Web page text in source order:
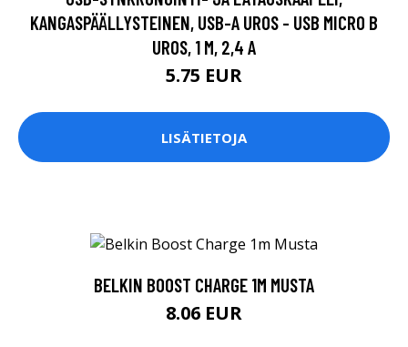
KANGASPÄÄLLYSTEINEN, USB-A UROS - USB MICRO B
UROS, 1 M, 2,4 A
5.75 EUR
LISÄTIETOJA
BELKIN BOOST CHARGE 1M MUSTA
8.06 EUR